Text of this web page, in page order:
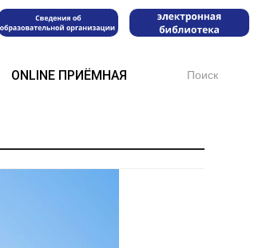
ONLINE ПРИЁМНАЯ for: